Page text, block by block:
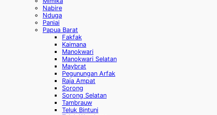
Nabire
Nduga
Paniai
Papua Barat
Fakfak
Kaimana
Manokwari
Manokwari Selatan
Maybrat
Pegunungan Arfak
Raja Ampat
Sorong
Sorong Selatan
Tambrauw
Teluk Bintuni